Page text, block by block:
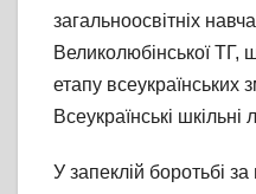
загальноосвітніх
Великолюбінської ТГ,
етапу всеукраїнських
Всеукраїнські шкільні
У запеклій боротьбі